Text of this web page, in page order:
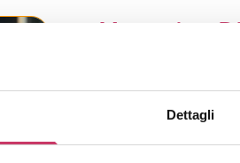
Dettagli
Managing
l’Università degli
all’Albo degli
lavora a Torino prima